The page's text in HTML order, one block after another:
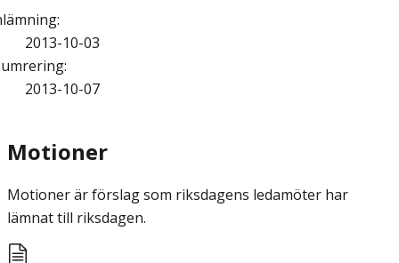
:
2013-10-03
:
2013-10-07
Motioner
Motioner är förslag som riksdagens ledamöter har
lämnat till riksdagen.